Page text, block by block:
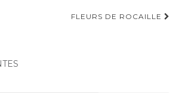
FLEURS DE ROCAILLE